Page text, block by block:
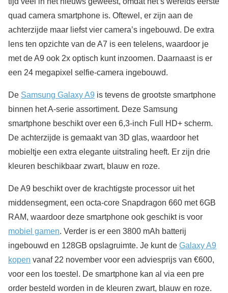
quad camera smartphone is. Oftewel, er zijn aan de
achterzijde maar liefst vier camera’s ingebouwd. De extra
lens ten opzichte van de A7 is een telelens, waardoor je
met de A9 ook 2x optisch kunt inzoomen. Daarnaast is er
een 24 megapixel selfie-camera ingebouwd.
De Samsung Galaxy A9 is tevens de grootste smartphone
binnen het A-serie assortiment. Deze Samsung
smartphone beschikt over een 6,3-inch Full HD+ scherm.
De achterzijde is gemaakt van 3D glas, waardoor het
mobieltje een extra elegante uitstraling heeft. Er zijn drie
kleuren beschikbaar zwart, blauw en roze.
De A9 beschikt over de krachtigste processor uit het
middensegment, een octa-core Snapdragon 660 met 6GB
RAM, waardoor deze smartphone ook geschikt is voor
mobiel gamen. Verder is er een 3800 mAh batterij
ingebouwd en 128GB opslagruimte. Je kunt de Galaxy A9
kopen vanaf 22 november voor een adviesprijs van €600,
voor een los toestel. De smartphone kan al via een pre
order besteld worden in de kleuren zwart, blauw en roze.